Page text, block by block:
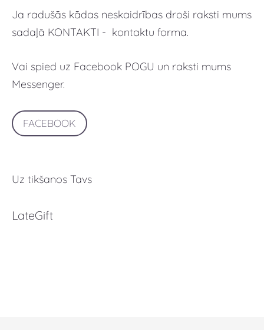
Ja radušās kādas neskaidrības droši raksti mums
sadaļā KONTAKTI - kontaktu forma.
Vai spied uz Facebook POGU un raksti mums
Messenger.
FACEBOOK
Uz tikšanos Tavs
LateGift